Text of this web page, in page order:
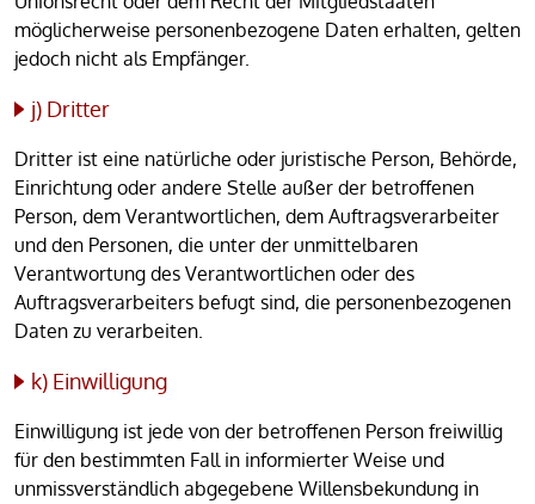
möglicherweise personenbezogene Daten erhalten, gelten
jedoch nicht als Empfänger.
j) Dritter
Dritter ist eine natürliche oder juristische Person, Behörde,
Einrichtung oder andere Stelle außer der betroffenen
Person, dem Verantwortlichen, dem Auftragsverarbeiter
und den Personen, die unter der unmittelbaren
Verantwortung des Verantwortlichen oder des
Auftragsverarbeiters befugt sind, die personenbezogenen
Daten zu verarbeiten.
k) Einwilligung
Einwilligung ist jede von der betroffenen Person freiwillig
für den bestimmten Fall in informierter Weise und
unmissverständlich abgegebene Willensbekundung in